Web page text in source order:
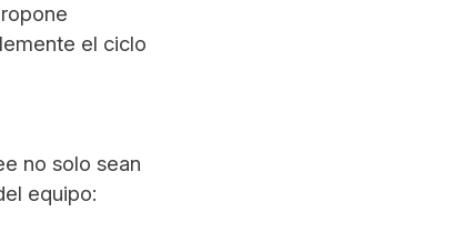
el ciclo
no solo sean
equipo: